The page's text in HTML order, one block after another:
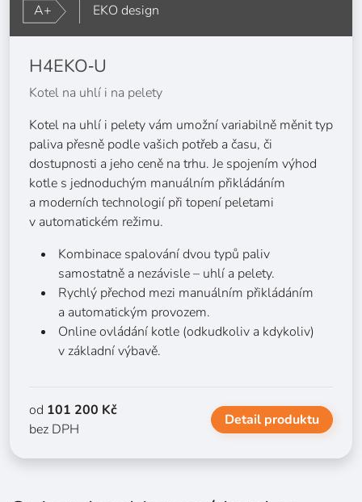
A+ EKO design
H4EKO‑U
Kotel na uhlí i na pelety
Kotel na uhlí i pelety vám umožní variabilně měnit typ
paliva přesně podle vašich potřeb a času, či
dostupnosti a jeho ceně na trhu. Je spojením výhod
kotle s jednoduchým manuálním přikládáním
a moderních technologií při topení peletami
v automatickém režimu.
Kombinace spalování dvou typů paliv
samostatně a nezávisle – uhlí a pelety.
Rychlý přechod mezi manuálním přikládáním
a automatickým provozem.
Online ovládání kotle (odkudkoliv a kdykoliv)
v základní výbavě.
od 101 200 Kč
bez DPH
Detail produktu